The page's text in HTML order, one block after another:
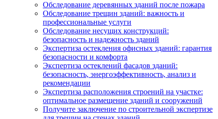
Обследование деревянных зданий после пожара
Обследование трещин зданий: важность и
профессиональные услуги
Обследование несущих конструкций:
безопасность и надежность зданий
Экспертиза остекления офисных зданий: гарантия
безопасности и комфорта
Экспертиза остеклений фасадов зданий:
безопасность, энергоэффективность, анализ и
рекомендации
Экспертиза расположения строений на участке:
оптимальное размещение зданий и сооружений
Получите заключение по строительной экспертизе